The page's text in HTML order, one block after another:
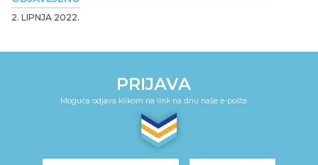
2. LIPNJA 2022.
PRIJAVA
Moguća odjava klikom na link na dnu naše e-pošte